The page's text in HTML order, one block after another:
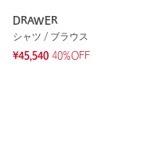
DRAWER
シャツ / ブラウス
¥45,540 40%OFF